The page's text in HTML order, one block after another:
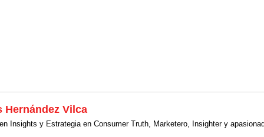
Hernández Vilca
Insights y Estrategia en Consumer Truth, Marketero, Insighter y